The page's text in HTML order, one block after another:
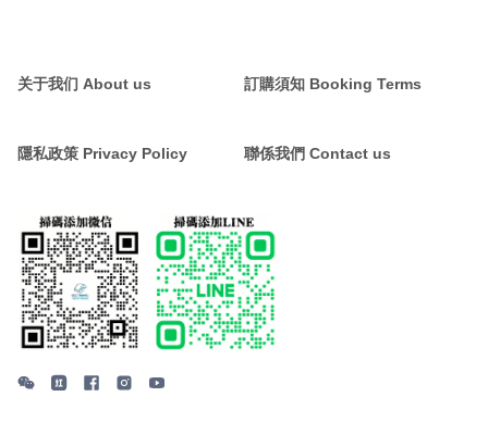
关于我们 About us 訂購須知 Booking Terms
隱私政策 Privacy Policy 聯係我們 Contact us